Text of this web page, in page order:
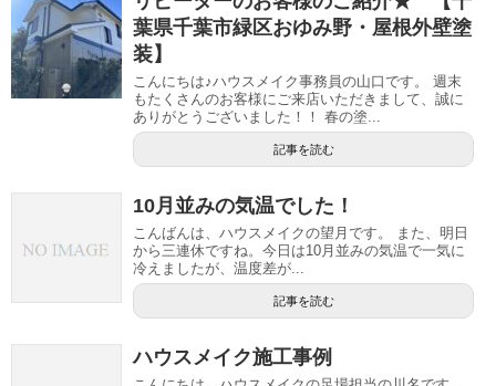
葉県千葉市緑区おゆみ野・屋根外壁塗
装】
こんにちは♪ハウスメイク事務員の山口です。 週末
もたくさんのお客様にご来店いただきまして、誠に
ありがとうございました！！ 春の塗...
記事を読む
10月並みの気温でした！
こんばんは、ハウスメイクの望月です。 また、明日
から三連休ですね。今日は10月並みの気温で一気に
冷えましたが、温度差が...
記事を読む
ハウスメイク施工事例